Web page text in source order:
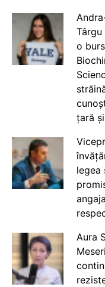
o
țară
legea
Aura